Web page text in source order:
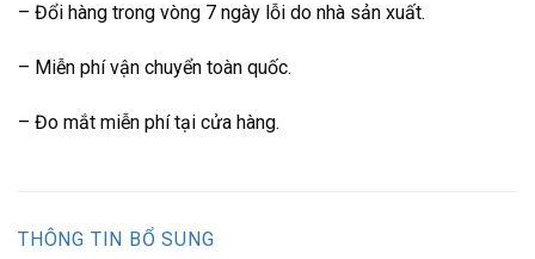
– Đổi hàng trong vòng 7 ngày lỗi do nhà sản xuất.
– Miễn phí vận chuyển toàn quốc.
– Đo mắt miễn phí tại cửa hàng.
THÔNG TIN BỔ SUNG